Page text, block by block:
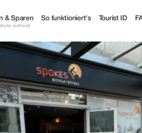
& Sparen
weltweit
So funktioniert's Tourist ID